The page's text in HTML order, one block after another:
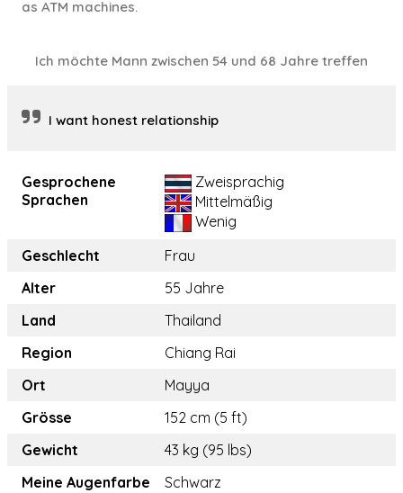
as ATM machines.
Ich möchte Mann zwischen 54 und 68 Jahre treffen
I want honest relationship
Gesprochene
Sprachen
Zweisprachig
Mittelmäßig
Wenig
Geschlecht
Frau
Alter
55 Jahre
Land
Thailand
Region
Chiang Rai
Ort
Mayya
Grösse
152 cm (5 ft)
Gewicht
43 kg (95 lbs)
Meine Augenfarbe
Schwarz